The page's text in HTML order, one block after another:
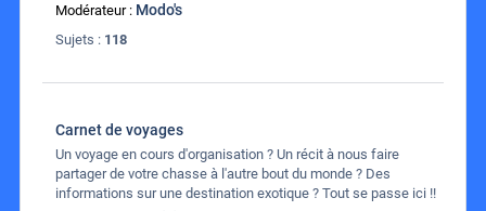
Modérateur : Modo's
Sujets : 118
Carnet de voyages
Un voyage en cours d'organisation ? Un récit à nous faire
partager de votre chasse à l'autre bout du monde ? Des
informations sur une destination exotique ? Tout se passe ici !!